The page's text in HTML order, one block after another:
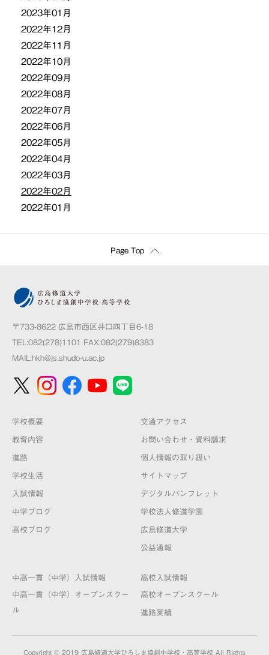
2023年01月
2022年12月
2022年11月
2022年10月
2022年09月
2022年08月
2022年07月
2022年06月
2022年05月
2022年04月
2022年03月
2022年02月
2022年01月
Page Top
〒733-8622 広島市西区井口四丁目6-18
TEL:082(278)1101 FAX:082(279)8383
MAIL:hkh@js.shudo-u.ac.jp
学校概要
教育内容
進路
学校生活
入試情報
中学ブログ
高校ブログ
交通アクセス
お問い合わせ・資料請求
個人情報の取り扱い
サイトマップ
デジタルパンフレット
学校法人修道学園
広島修道大学
公益通報
中高一貫（中学）入試情報
中高一貫（中学）オープンスクー
ル
高校入試情報
高校オープンスクール
進路実績
Copyright © 2019 広島修道大学ひろしま協創中学校・高等学校 All Rights